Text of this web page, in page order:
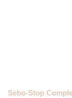
Sebo-Stop